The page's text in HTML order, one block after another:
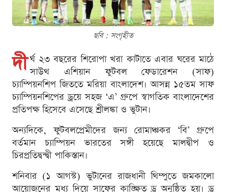
ছবি : সংগৃহীত
দী র্ঘ ২৩ বছরের শিরোপা খরা কাটাতে এবার ঘরের মাঠে
সাউথ এশিয়ান ফুটবল ফেডারেশন (সাফ)
চ্যাম্পিয়নশিপ জিততে মরিয়া বাংলাদেশ। আসন্ন ১৫তম সাফ
চ্যাম্পিয়নশিপের ড্রয়ে সহজ ‘এ’ গ্রুপে স্বাগতিক বাংলাদেশের
প্রতিপক্ষ হিসেবে এসেছে শ্রীলঙ্কা ও ভুটান।
অন্যদিকে, ফুটবলপ্রেমীদের জন্য রোমাঞ্চকর ‘বি’ গ্রুপে
বর্তমান চ্যাম্পিয়ন ভারতের সঙ্গী হয়েছে মালদ্বীপ ও
চিরপ্রতিদ্বন্দ্বী পাকিস্তান।
শনিবার (১ আগস্ট) ভুটানের রাজধানী থিম্পুতে জমকালো
আয়োজনের মধ্য দিয়ে সাফের কাঙ্ক্ষিত ড্র অনুষ্ঠিত হয়। ড্র